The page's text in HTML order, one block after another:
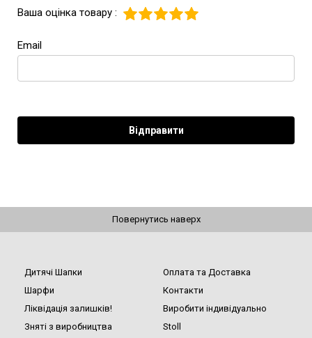
Ваша оцінка товару :
Email
Повернутись наверх
Дитячі Шапки
Шарфи
Ліквідація залишків!
Зняті з виробництва
Оплата та Доставка
Контакти
Виробити індивідуально
Stoll